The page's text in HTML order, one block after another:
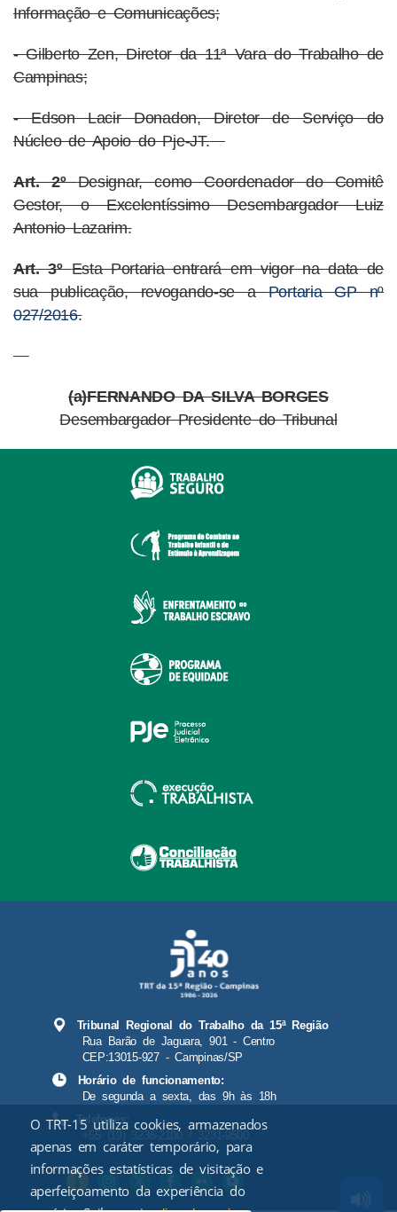
Informação e Comunicações;
- Gilberto Zen, Diretor da 11ª Vara do Trabalho de
Campinas;
- Edson Lacir Donadon, Diretor de Serviço do
Núcleo de Apoio do Pje-JT.
Art. 2ºDesignar, como Coordenador do Comitê
Gestor, o Excelentíssimo Desembargador Luiz
Antonio Lazarim.
Art. 3ºEsta Portaria entrará em vigor na data de
sua publicação, revogando-se aPortaria GP nº
027/2016.
(a)FERNANDO DA SILVA BORGES
Desembargador Presidente do Tribunal
Tribunal Regional do Trabalho da 15ª Região
Rua Barão de Jaguara, 901 - Centro
CEP:13015-927 - Campinas/SP
Horário de funcionamento:
De segunda a sexta, das 9h às 18h
Telefones:
+55 (19) 3236-2100 / 3231-9500
O TRT-15 utiliza cookies, armazenados
apenas em caráter temporário, para
informações estatísticas de visitação e
aperfeiçoamento da experiência do